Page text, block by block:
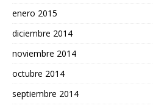
enero 2015
diciembre 2014
noviembre 2014
octubre 2014
septiembre 2014